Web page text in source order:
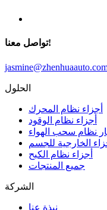
تواصل معنا!
الحلول
أجزاء نظام المحرك
أجزاء نظام الوقود
نظام سحب الهواء
الخارجية للجسم
أجزاء نظام الكبح
جميع المنتجات
الشركة
نبذة عنا